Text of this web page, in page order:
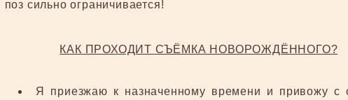
поз сильно ограничивается!
КАК ПРОХОДИТ СЪЁМКА НОВОРОЖДЁННОГО?
Я приезжаю к назначенному времени и привожу с